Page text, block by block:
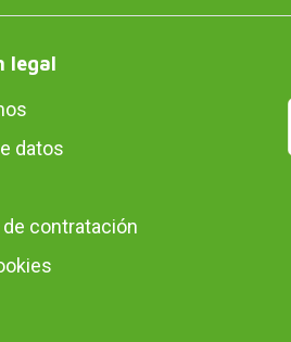
legal
datos
contratación